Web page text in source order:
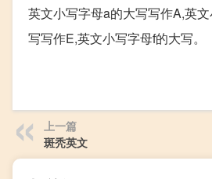
英文小写字母a的大写写作A,英
写写作E,英文小写字母f的大写。
上一篇
斑秃英文